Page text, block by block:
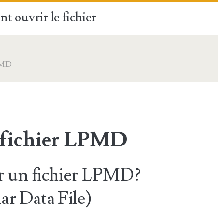
ouvrir le fichier
LPMD
un fichier LPMD?
Data File)